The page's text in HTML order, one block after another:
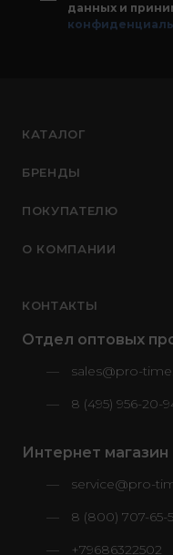
данных и
КАТАЛОГ
БРЕНДЫ
ПОКУПАТЕЛЮ
О КОМПАНИИ
КОНТАКТЫ
Отдел оптовых
sales@pro-
8 (495) 956-20-
Интернет магазин
service@pro-
8 (800) 707-65-
+79686322502